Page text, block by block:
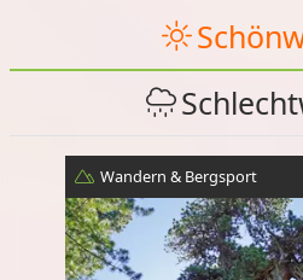
Wandern & Bergsport